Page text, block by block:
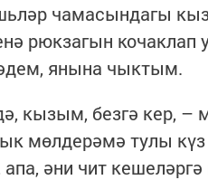
чамасындагы
рюкзагын кочаклап
янына чыктым.
кызым, безгә кер, –
мөлдерәмә тулы
әни чит